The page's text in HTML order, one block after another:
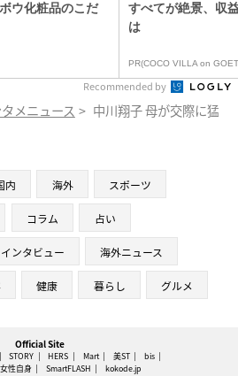
ウ化粧品のこだ
すべてが絶景、収
は
PR(COCO VILLA on
Recommended by
メニュース > 中川翔子 母が交際に猛
内 海外 スポーツ
コラム 占い
インタビュー 海外ニュース
健康 暮らし グルメ
Official Site
STORY HERS Mart 美ST
bis
女性自身 SmartFLASH kokode.jp